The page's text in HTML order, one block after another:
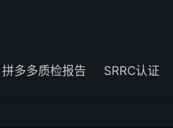
拼多多质检报告 SRRC认证